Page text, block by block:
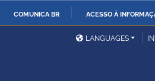
COMUNICA BR ACESSO À
Ministério das Relações
ExterioresLANGUAGES